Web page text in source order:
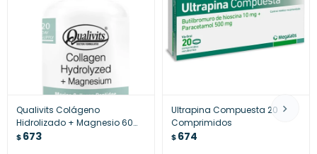
Qualivits Colágeno
Hidrolizado + Magnesio 60
Cápsulas – Salud Ósea y
$673
Ultrapina Compuesta 20
Comprimidos
$674